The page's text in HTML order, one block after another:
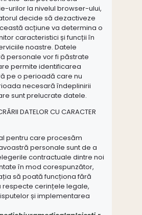
urilor la nivelul browser-ului,
decide să dezactiveze
acțiune va determina o
caracteristici și funcții în
noastre. Datele
personale vor fi păstrate
permite identificarea
pe o perioadă care nu
necesară îndeplinirii
sunt prelucrate datele.
DATELOR CU CARACTER
pentru care procesăm
personale sunt de a
contractuale dintre noi
în mod corespunzător,
să poată funcționa fără
respecte cerințele legale,
și implementarea